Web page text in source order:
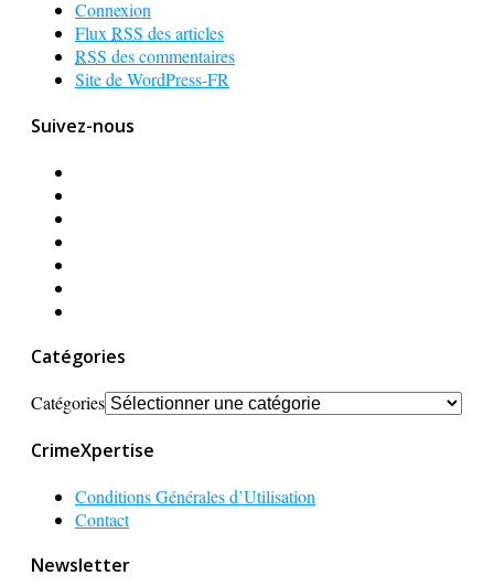
Connexion
FluxRSS des articles
RSS des commentaires
Site de WordPress-FR
Suivez-nous
Catégories
Catégories
CrimeXpertise
Conditions Générales d’Utilisation
Contact
Newsletter